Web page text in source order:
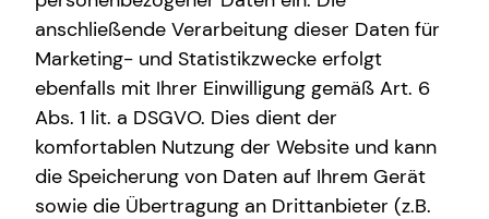
Interview
Immobilienfinanzierung
Betriebliche Altersvorsorge
Investment
Kapitalanlage Immobilien
Praktikum
Teamassistenz
Direkteinstieg
Academic title
First name
anschließende Verarbeitung dieser Daten für
Marketing- und Statistikzwecke erfolgt
ebenfalls mit Ihrer Einwilligung gemäß Art. 6
Abs. 1 lit. a DSGVO. Dies dient der
komfortablen Nutzung der Website und kann
die Speicherung von Daten auf Ihrem Gerät
sowie die Übertragung an Drittanbieter (z.B.